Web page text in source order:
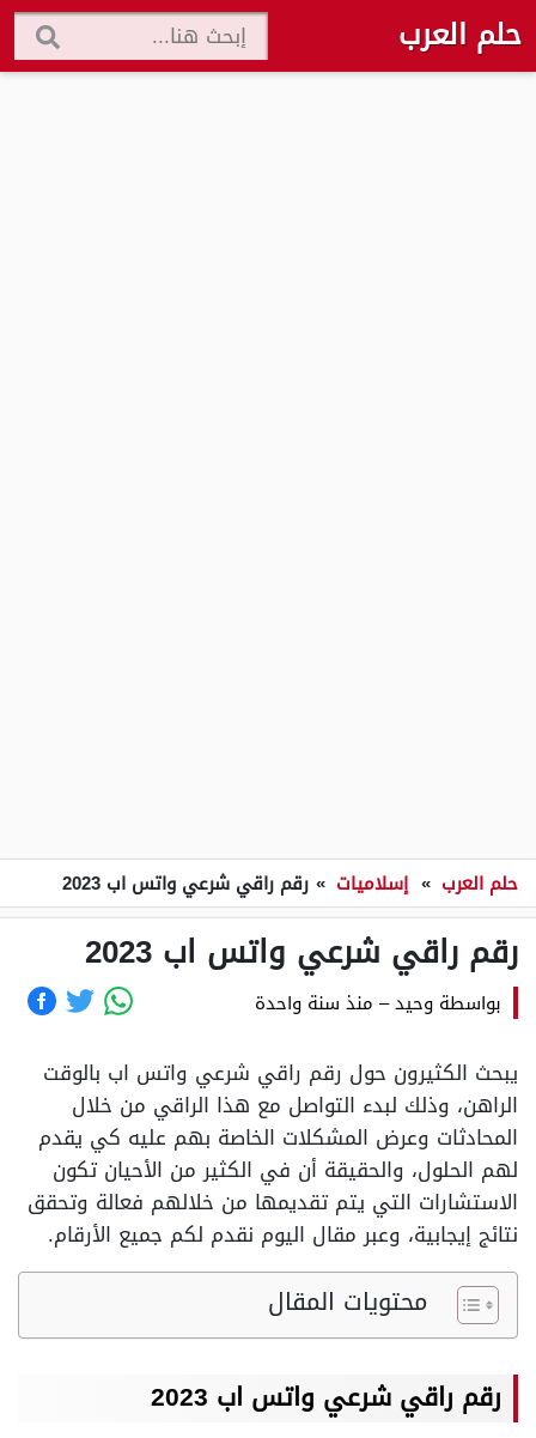
حلم العرب
حلم العرب » إسلاميات » رقم راقي شرعي واتس اب 2023
رقم راقي شرعي واتس اب 2023
بواسطة وحيد– منذ سنة واحدة
يبحث الكثيرون حول رقم راقي شرعي واتس اب بالوقت
الراهن، وذلك لبدء التواصل مع هذا الراقي من خلال
المحادثات وعرض المشكلات الخاصة بهم عليه كي يقدم
لهم الحلول، والحقيقة أن في الكثير من الأحيان تكون
الاستشارات التي يتم تقديمها من خلالهم فعالة وتحقق
نتائج إيجابية، وعبر مقال اليوم نقدم لكم جميع الأرقام.
محتويات المقال
رقم راقي شرعي واتس اب 2023